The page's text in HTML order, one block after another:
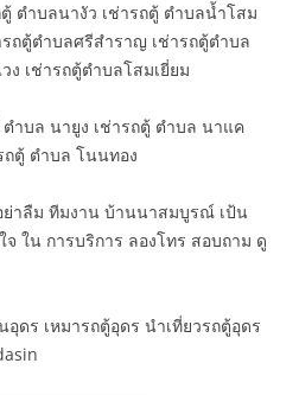
ตู้ ตำบลนางัว เช่ารถตู้ ตำบลน้ำโสม
ถตู้ตำบลศรีสำราญ เช่ารถตู้ตำบล
เช่ารถตู้ตำบลโสมเยี่ยม
ตำบล นายูง เช่ารถตู้ ตำบล นาแค
ถตู้ ตำบล โนนทอง
ย่าลืม ทีมงาน บ้านนาสมบูรณ์ เป้น
ใน การบริการ ลองโทร สอบถาม ดู
ดร เหมารถตู้อุดร นำเที่ยวรถตู้อุดร